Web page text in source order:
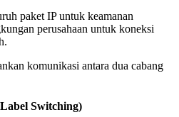
paket IP untuk keamanan
perusahaan untuk koneksi
komunikasi antara dua cabang
Switching)